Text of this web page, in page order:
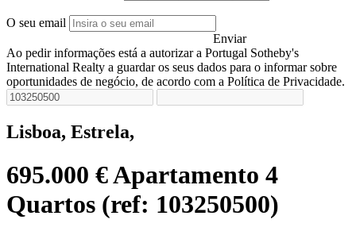
O seu email
Enviar
Ao pedir informações está a autorizar a Portugal Sotheby's
International Realty a guardar os seus dados para o informar sobre
oportunidades de negócio, de acordo com a Política de Privacidade.
Lisboa, Estrela,
695.000 €Apartamento 4
Quartos (ref: 103250500)